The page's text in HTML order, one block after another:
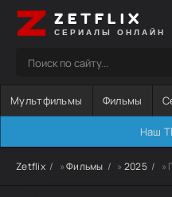
ZETFLIX
СЕРИАЛЫ ОНЛАЙН
Мультфильмы Фильмы
Наш
Zetflix »Фильмы » 2025 »